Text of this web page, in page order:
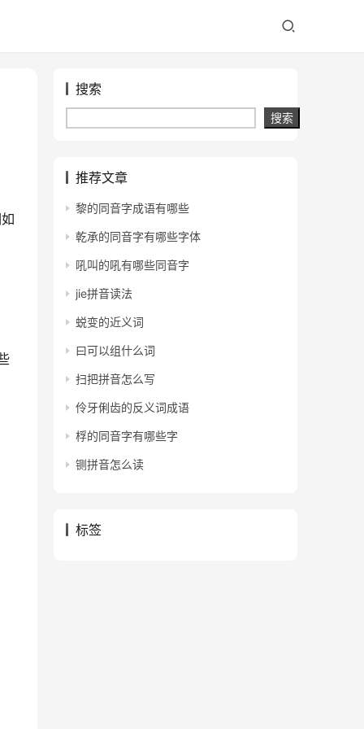
搜索
搜索
推荐文章
黎的同音字成语有哪些
乾承的同音字有哪些字体
吼叫的吼有哪些同音字
jie拼音读法
蜕变的近义词
曰可以组什么词
扫把拼音怎么写
伶牙俐齿的反义词成语
桴的同音字有哪些字
铡拼音怎么读
标签